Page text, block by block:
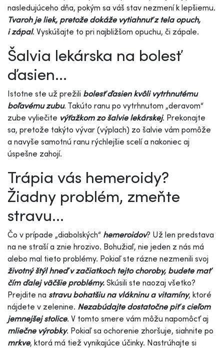
nasledujúceho dňa, pokým sa váš stav nezmení k lepšiemu.
Tvaroh je liek, pretože dokáže vytiahnuť z tela opuch,
i zápal. Vyskúšajte to pri najbližšom opuchu, či zápale.
Šalvia lekárska na bolesť
ďasien...
Istotne ste už prežili bolesť ďasien kvôli vytrhnutému
boľavému zubu. Takúto ranu po vytrhnutom „deravom“
zube vyliečite výťažkom zo šalvie lekárskej. Prekonajte
sa, pretože takýto vývar (výplach) zo šalvie vám pomôže
a navyše samotnú ranu rýchlejšie scelí a nakoniec aj
úspešne zahojí.
Trápia vás hemeroidy?
Žiadny problém, zmeňte
stravu...
Čo v prípade „diabolských“ hemeroidov? Už len predstava
na ne straší a znie hrozivo. Bohužiaľ, nie jeden z nás má
alebo mal tieto problémy. Pokiaľ ste rázne nezmenili svoj
životný štýl hneď v začiatkoch tejto choroby, budete mať
čím ďalej väčšie problémy. Skúsili ste naozaj všetko?
Prejdite na stravu bohatšiu na vlákninu a vitamíny, ktoré
nájdete v zelenine. Nezabúdajte dostatočne piť s cieľom
jemnejšej stolice. V tomto smere vám môžu napomôcť aj
mliečne výrobky. Pokiaľ sa ochorenie zhoršuje, siahnite po
mrkve, ktorá má tiež vynikajúce účinky. Nastrúhajte si